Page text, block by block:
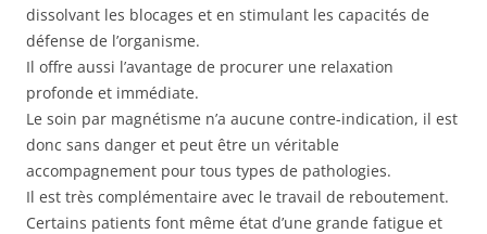
dissolvant les blocages et en stimulant les capacités de
défense de l’organisme.
Il offre aussi l’avantage de procurer une relaxation
profonde et immédiate.
Le soin par magnétisme n’a aucune contre-indication, il est
donc sans danger et peut être un véritable
accompagnement pour tous types de pathologies.
Il est très complémentaire avec le travail de reboutement.
Certains patients font même état d’une grande fatigue et